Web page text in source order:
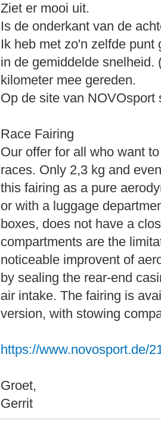
Ziet er mooi uit.
Is de onderkant van de
Ik heb met zo'n zelfde
in de gemiddelde snelheid.
kilometer mee gereden.
Op de site van NOVOsport
Race Fairing
Our offer for all who want
races. Only 2,3 kg and
this fairing as a pure
or with a luggage
boxes, does not have a
compartments are the
noticeable improvent of
by sealing the rear-end
air intake. The fairing is
version, with stowing
https://www.novosport.de/
Groet,
Gerrit